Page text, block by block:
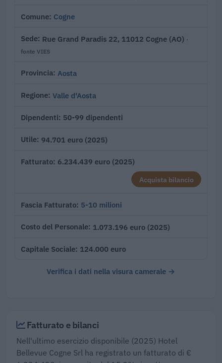
Comune Cogne
Sede Rue Grand Paradis 22, 11012 Cogne (AO) ·
fonte VIES
Provincia Aosta
Regione Valle d'Aosta
Dipendenti 50-99 dipendenti
Utile 94.701 euro (2025)
Fatturato 6.234.439 euro (2025)
Acquista bilancio
Fascia Fatturato 5-10 milioni
Costo del Personale 1.073.196 euro (2025)
Capitale Sociale 124.000 euro
Verifica i dati nella visura camerale →
Fatturato e bilanci
Nell'ultimo esercizio disponibile (2025) Hotel
Bellevue Cogne Srl ha registrato un fatturato di €